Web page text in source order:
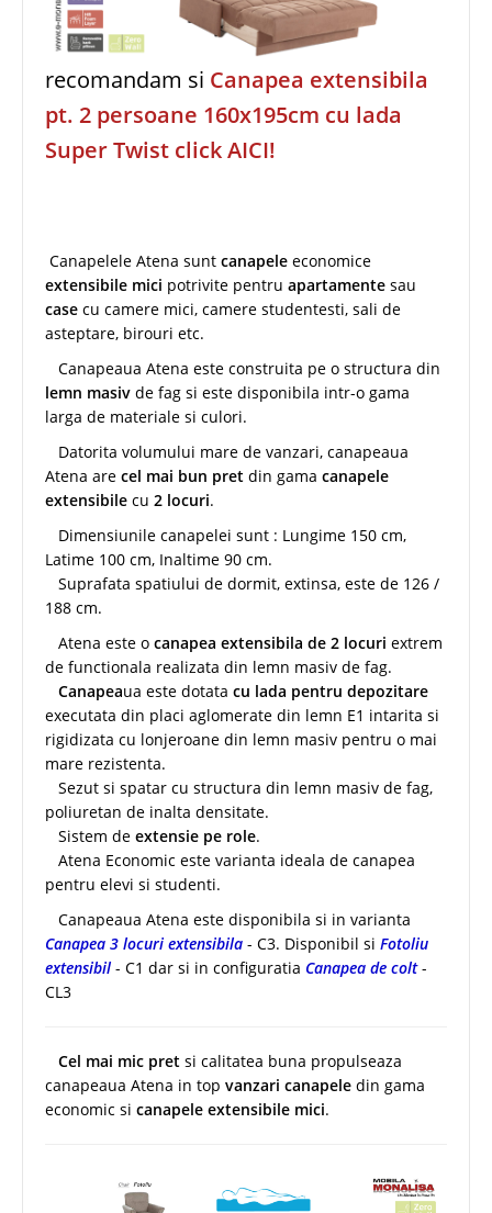
recomandam si Canapea extensibila
pt. 2 persoane 160x195cm cu lada
Super Twist click AICI!
Canapelele Atena sunt canapele economice
extensibile mici potrivite pentru apartamente sau
case cu camere mici, camere studentesti, sali de
asteptare, birouri etc.
Canapeaua Atena este construita pe o structura din
lemn masiv de fag si este disponibila intr-o gama
larga de materiale si culori.
Datorita volumului mare de vanzari, canapeaua
Atena are cel mai bun pret din gama canapele
extensibile cu 2 locuri.
Dimensiunile canapelei sunt : Lungime 150 cm,
Latime 100 cm, Inaltime 90 cm.
Suprafata spatiului de dormit, extinsa, este de 126 /
188 cm.
Atena este o canapea extensibila de 2 locuri extrem
de functionala realizata din lemn masiv de fag.
Canapeaua este dotata cu lada pentru depozitare
executata din placi aglomerate din lemn E1 intarita si
rigidizata cu lonjeroane din lemn masiv pentru o mai
mare rezistenta.
Sezut si spatar cu structura din lemn masiv de fag,
poliuretan de inalta densitate.
Sistem de extensie pe role.
Atena Economic este varianta ideala de canapea
pentru elevi si studenti.
Canapeaua Atena este disponibila si in varianta
Canapea 3 locuri extensibila - C3. Disponibil si Fotoliu
extensibil - C1 dar si in configuratia Canapea de colt-
CL3
Cel mai mic pret si calitatea buna propulseaza
canapeaua Atena in top vanzari canapele din gama
economic si canapele extensibile mici.